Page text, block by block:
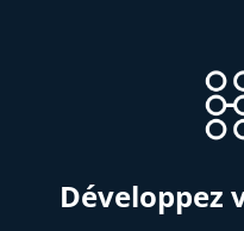
Développez